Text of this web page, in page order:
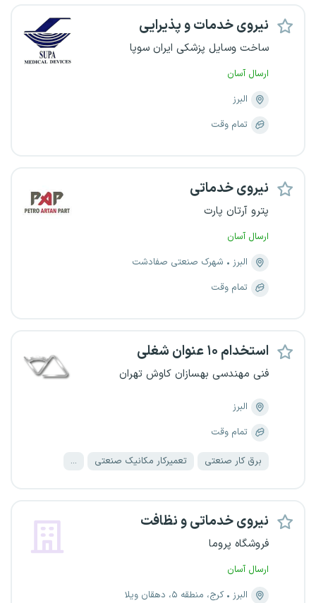
نیروی خدمات و پذیرایی
ساخت وسایل پزشکی ایران سوپا
ارسال آسان
البرز
تمام وقت
نیروی خدماتی
پترو آرتان پارت
ارسال آسان
البرز
شهرک صنعتی صفادشت
تمام وقت
استخدام ۱۰ عنوان شغلی
فنی مهندسی بهسازان کاوش تهران
البرز
تمام وقت
برق کار صنعتی تعمیرکار مکانیک صنعتی ...
نیروی خدماتی و نظافت
فروشگاه پروما
ارسال آسان
البرز
کرج، منطقه ۵، دهقان ویلا